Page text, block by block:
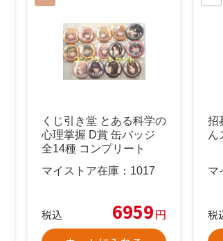
くじ引き堂 とある科学の
心理掌握 D賞 缶バッジ
全14種 コンプリート
マイストア在庫： 1017
税込 6959円
招
ん
マ
税